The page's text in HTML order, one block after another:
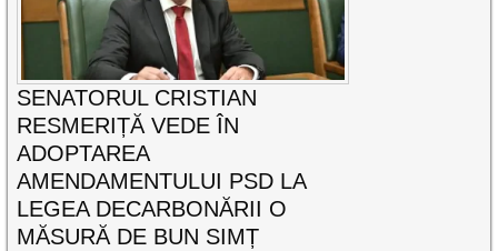
SENATORUL CRISTIAN
RESMERIȚĂ VEDE ÎN
ADOPTAREA
AMENDAMENTULUI PSD LA
LEGEA DECARBONĂRII O
MĂSURĂ DE BUN SIMȚ